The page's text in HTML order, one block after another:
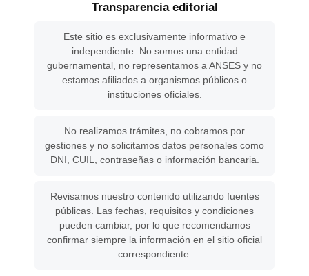
Transparencia editorial
Este sitio es exclusivamente informativo e
independiente. No somos una entidad
gubernamental, no representamos a ANSES y no
estamos afiliados a organismos públicos o
instituciones oficiales.
No realizamos trámites, no cobramos por
gestiones y no solicitamos datos personales como
DNI, CUIL, contraseñas o información bancaria.
Revisamos nuestro contenido utilizando fuentes
públicas. Las fechas, requisitos y condiciones
pueden cambiar, por lo que recomendamos
confirmar siempre la información en el sitio oficial
correspondiente.